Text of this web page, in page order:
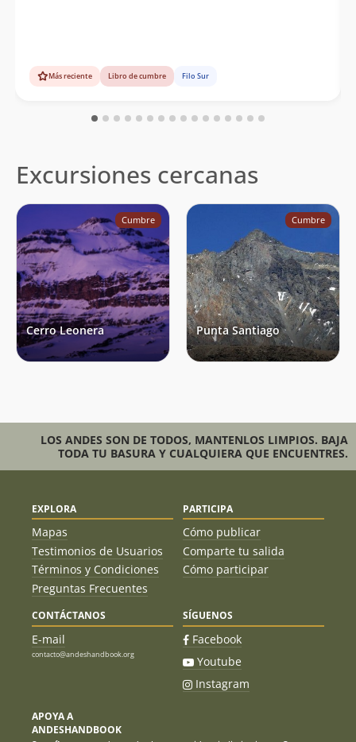
Más reciente Libro de cumbre Filo Sur
Excursiones cercanas
Cumbre
Cerro Leonera
Cumbre
Punta Santiago
LOS ANDES SON DE TODOS, MANTENLOS LIMPIOS. BAJA
TODA TU BASURA Y CUALQUIERA QUE ENCUENTRES.
EXPLORA
Mapas
Testimonios de Usuarios
Términos y Condiciones
Preguntas Frecuentes
PARTICIPA
Cómo publicar
Comparte tu salida
Cómo participar
CONTÁCTANOS
E-mail
contacto@andeshandbook.org
SÍGUENOS
Facebook
Youtube
Instagram
APOYA A
ANDESHANDBOOK